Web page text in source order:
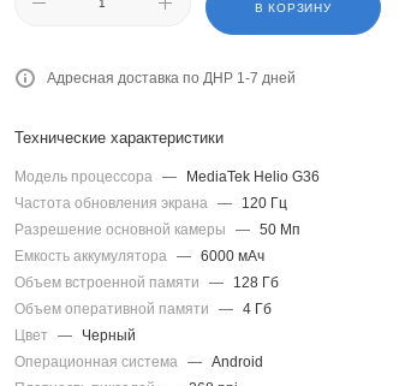
В КОРЗИНУ
Адресная доставка по ДНР 1-7 дней
Технические характеристики
Модель процессора —
MediaTek Helio G36
Частота обновления экрана —
120 Гц
Разрешение основной камеры
— 50 Мп
Емкость аккумулятора — 6000 мАч
Объем встроенной памяти
—
128 Гб
Объем оперативной памяти
— 4 Гб
Цвет
—
Черный
Операционная система — Android